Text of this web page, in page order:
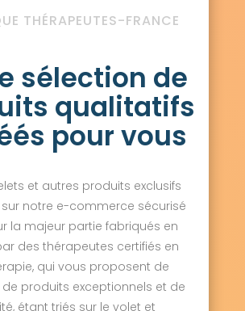
THÉRAPEUTES-FRANCE
sélection de
qualitatifs
pour vous
et autres produits exclusifs
notre e-commerce sécurisé
la majeur partie fabriqués en
des thérapeutes certifiés en
qui vous proposent de
produits exceptionnels et de
étant triés sur le volet et